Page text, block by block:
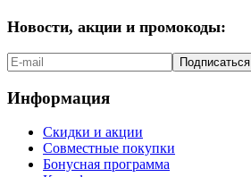
Новости, акции и промокоды:
Подписаться
Информация
Скидки и акции
Совместные покупки
Бонусная программа